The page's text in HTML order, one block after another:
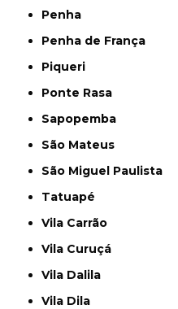
Penha
Penha de França
Piqueri
Ponte Rasa
Sapopemba
São Mateus
São Miguel Paulista
Tatuapé
Vila Carrão
Vila Curuçá
Vila Dalila
Vila Dila